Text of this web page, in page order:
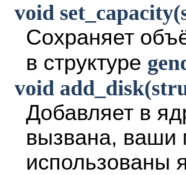
void
Сохраняет
в структуре
void
Добавляет в
вызвана, ваши
использованы